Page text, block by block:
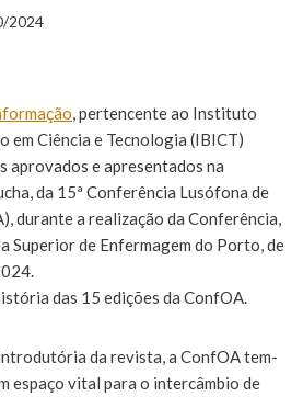
2024
, pertencente ao Instituto
em Ciência e Tecnologia (IBICT)
aprovados e apresentados na
da 15ª Conferência Lusófona de
durante a realização da Conferência,
Superior de Enfermagem do Porto, de
das 15 edições da ConfOA.
da revista, a ConfOA tem-
espaço vital para o intercâmbio de